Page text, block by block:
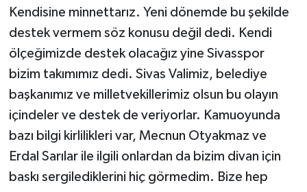
Kendisine minnettarız. Yeni dönemde bu şekilde
destek vermem söz konusu değil dedi. Kendi
ölçeğimizde destek olacağız yine Sivasspor
bizim takımımız dedi. Sivas Valimiz, belediye
başkanımız ve milletvekillerimiz olsun bu olayın
içindeler ve destek de veriyorlar. Kamuoyunda
bazı bilgi kirlilikleri var, Mecnun Otyakmaz ve
Erdal Sarılar ile ilgili onlardan da bizim divan için
baskı sergilediklerini hiç görmedim. Bize hep